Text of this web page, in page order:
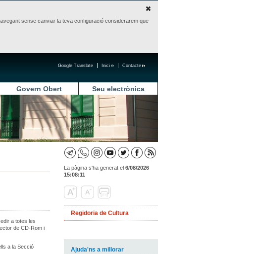
sense canviar la teva configuració considerarem que
Contacte
Inici
Google Translate
Govern Obert Seu electrònica
La pàgina s'ha generat el 6/08/2026
15:08:11
a totes les
de CD-Rom i
a la Secció
Regidoria de Cultura
Ajuda'ns a millorar